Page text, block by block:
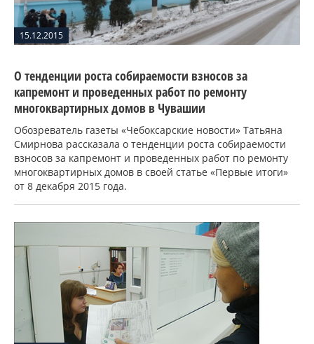
15.12.2015
О тенденции роста собираемости взносов за
капремонт и проведенных работ по ремонту
многоквартирных домов в Чувашии
Обозреватель газеты «Чебоксарские новости» Татьяна
Смирнова рассказала о тенденции роста собираемости
взносов за капремонт и проведенных работ по ремонту
многоквартирных домов в своей статье «Первые итоги»
от 8 декабря 2015 года.